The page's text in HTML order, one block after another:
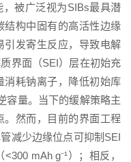
被广泛视为SIBs最具潜
结构中固有的高活性边缘
引发寄生反应，导致电解
界面（SEI）层在初始充
消耗钠离子，降低初始库
容量。当下的缓解策略主
。然而，目前的界面工程
减少边缘位点可抑制SEI
mAh g⁻¹）；相反，